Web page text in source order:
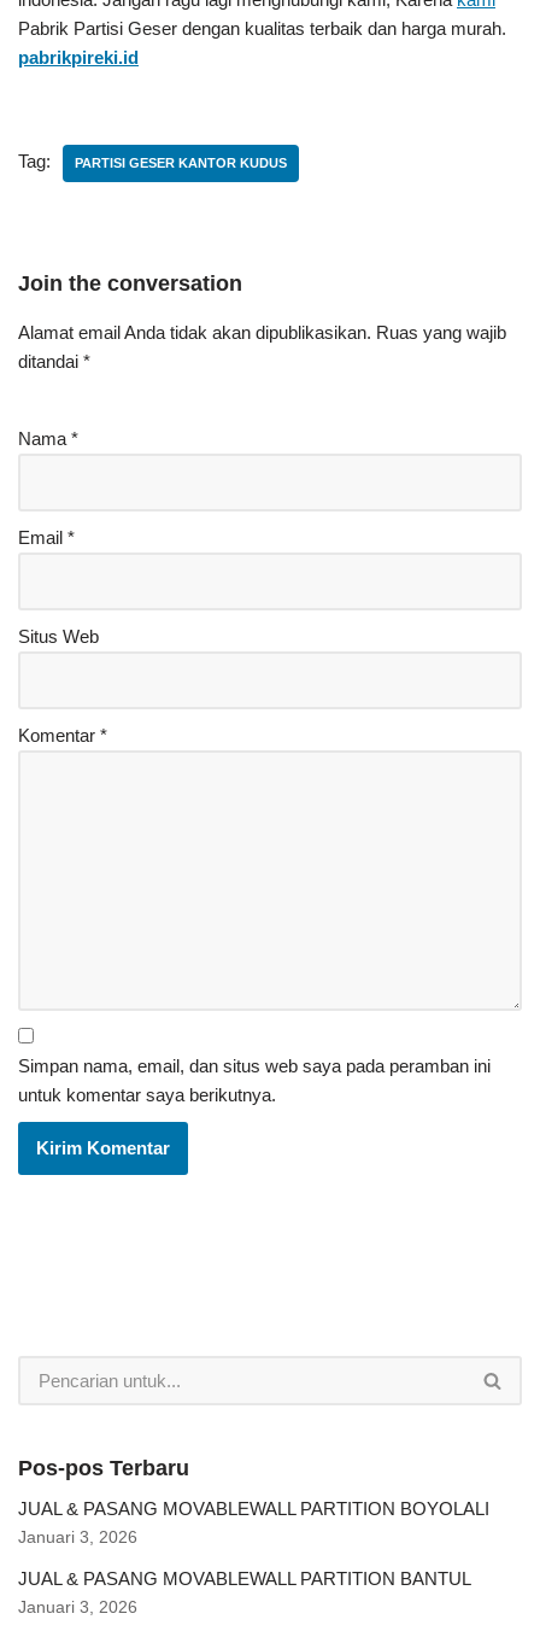
Pabrik Partisi Geser dengan kualitas terbaik dan harga murah.
pabrikpireki.id
Tag: PARTISI GESER KANTOR KUDUS
Join the conversation
Alamat email Anda tidak akan dipublikasikan. Ruas yang wajib
ditandai *
Nama *
Email *
Situs Web
Komentar *
Simpan nama, email, dan situs web saya pada peramban ini
untuk komentar saya berikutnya.
Pos-pos Terbaru
JUAL & PASANG MOVABLEWALL PARTITION BOYOLALI
Januari 3, 2026
JUAL & PASANG MOVABLEWALL PARTITION BANTUL
Januari 3, 2026